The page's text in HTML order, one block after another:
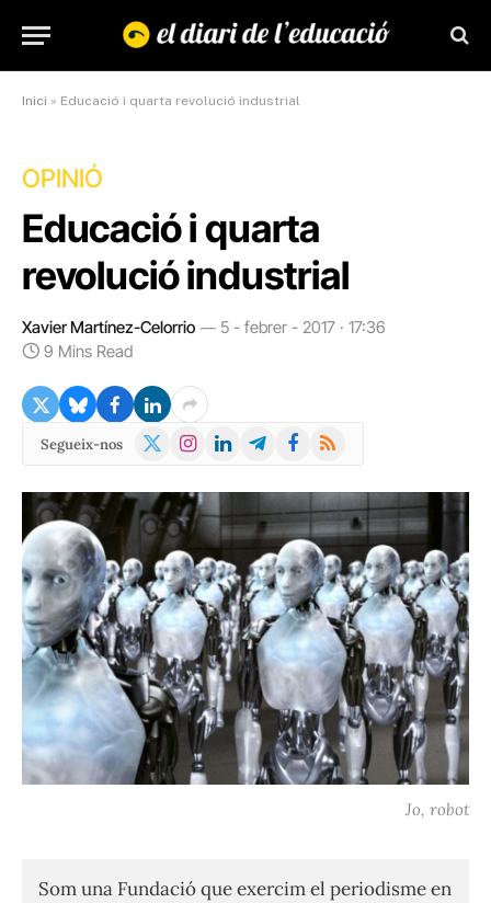
Inici » Educació i quarta revolució industrial
OPINIÓ
Educació i quarta
revolució industrial
Xavier Martínez-Celorrio
5 - febrer - 2017 · 17:36
9 Mins Read
Segueix-nos
X
Instagram
LinkedInTelegramFacebook
RSS
Jo, robot
Som una Fundació que exercim el periodisme en